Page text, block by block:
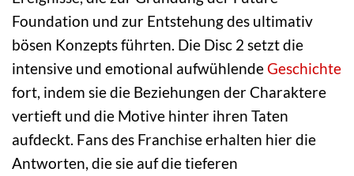
Foundation und zur Entstehung des ultimativ
bösen Konzepts führten. Die Disc 2 setzt die
intensive und emotional aufwühlendeGeschichte
fort, indem sie die Beziehungen der Charaktere
vertieft und die Motive hinter ihren Taten
aufdeckt. Fans des Franchise erhalten hier die
Antworten, die sie auf die tieferen